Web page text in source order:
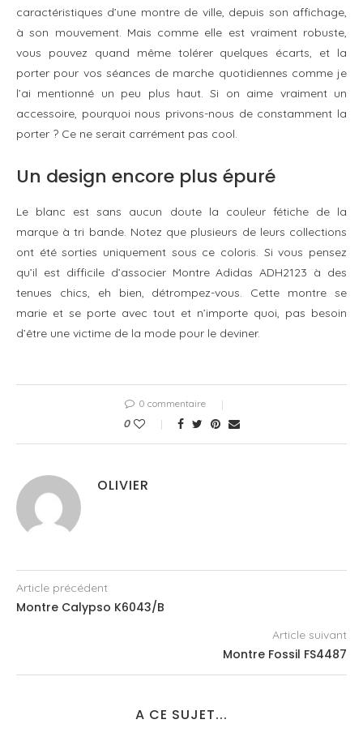
caractéristiques d’une montre de ville, depuis son affichage,
à son mouvement. Mais comme elle est vraiment robuste,
vous pouvez quand même tolérer quelques écarts, et la
porter pour vos séances de marche quotidiennes comme je
l’ai mentionné un peu plus haut. Si on aime vraiment un
accessoire, pourquoi nous privons-nous de constamment la
porter ? Ce ne serait carrément pas cool.
Un design encore plus épuré
Le blanc est sans aucun doute la couleur fétiche de la
marque à tri bande. Notez que plusieurs de leurs collections
ont été sorties uniquement sous ce coloris. Si vous pensez
qu’il est difficile d’associer Montre Adidas ADH2123 à des
tenues chics, eh bien, détrompez-vous. Cette montre se
marie et se porte avec tout et n’importe quoi, pas besoin
d’être une victime de la mode pour le deviner.
0 commentaire
0
OLIVIER
Article précédent
Montre Calypso K6043/B
Article suivant
Montre Fossil FS4487
A CE SUJET...